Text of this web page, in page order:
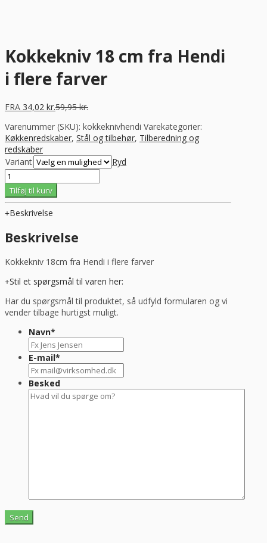
Kokkekniv 18 cm fra Hendi
i flere farver
FRA 34,02 kr.59,95kr.
Varenummer (SKU): kokkeknivhendi Varekategorier:
Køkkenredskaber, Stål og tilbehør, Tilberedning og
redskaber
Variant
Ryd
Kokkekniv
18
cm
fra
Hendi
flere
antal
Tilføj til kurv
Beskrivelse
Beskrivelse
Kokkekniv 18cm fra Hendi i flere farver
Stil et spørgsmål til varen her:
Har du spørgsmål til produktet, så udfyld formularen og vi
vender tilbage hurtigst muligt.
Navn*
E-mail*
Besked